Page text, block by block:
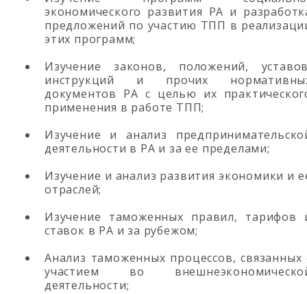
экономического развития РА и
предложений по участию ТПП в
этих программ;
Изучение законов, положений,
инструкций и прочих
документов РА с целью их
применения в работе ТПП;
Изучение и анализ
деятельности в РА и за ее пределами;
Изучение и анализ развития экономики и
отраслей;
Изучение таможенных правил, тарифов
ставок в РА и за рубежом;
Анализ таможенных процессов, связанных
участием во
деятельности;